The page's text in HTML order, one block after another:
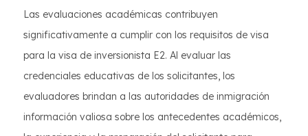
Las evaluaciones académicas contribuyen
significativamente a cumplir con los requisitos de visa
para la visa de inversionista E2. Al evaluar las
credenciales educativas de los solicitantes, los
evaluadores brindan a las autoridades de inmigración
información valiosa sobre los antecedentes académicos,